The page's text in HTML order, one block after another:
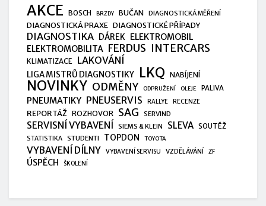
AKCE BOSCH BRZDY BUČAN DIAGNOSTICKÁ MĚŘENÍ
DIAGNOSTICKÁ PRAXE DIAGNOSTICKÉ PŘÍPADY
DIAGNOSTIKA DÁREK ELEKTROMOBIL
ELEKTROMOBILITA FERDUS INTERCARS
KLIMATIZACE LAKOVÁNÍ
LIGA MISTRŮ DIAGNOSTIKY LKQ NABÍJENÍ
NOVINKY ODMĚNY ODPRUŽENÍ OLEJE PALIVA
PNEUMATIKY PNEUSERVIS RALLYE RECENZE
REPORTÁŽ ROZHOVOR SAG SERVIND
SERVISNÍ VYBAVENÍ SIEMS & KLEIN SLEVA SOUTĚŽ
STATISTIKA STUDENTI TOPDON TOYOTA
VYBAVENÍ DÍLNY VYBAVENÍ SERVISU VZDĚLÁVÁNÍ ZF
ÚSPĚCH ŠKOLENÍ